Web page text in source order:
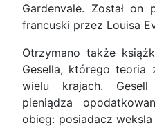
Gardenvale. Został on
francuski przez Louisa
Otrzymano także
Gesella, którego teoria
wielu krajach. Gesell
pieniądza
obieg: posiadacz